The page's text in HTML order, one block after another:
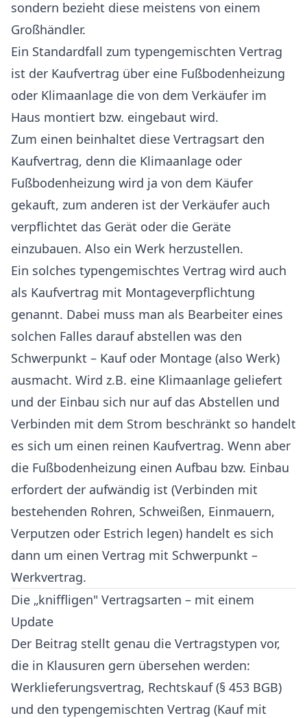
sondern bezieht diese meistens von einem
Großhändler.
Ein Standardfall zum typengemischten Vertrag
ist der Kaufvertrag über eine Fußbodenheizung
oder Klimaanlage die von dem Verkäufer im
Haus montiert bzw. eingebaut wird.
Zum einen beinhaltet diese Vertragsart den
Kaufvertrag, denn die Klimaanlage oder
Fußbodenheizung wird ja von dem Käufer
gekauft, zum anderen ist der Verkäufer auch
verpflichtet das Gerät oder die Geräte
einzubauen. Also ein Werk herzustellen.
Ein solches typengemischtes Vertrag wird auch
als Kaufvertrag mit Montageverpflichtung
genannt. Dabei muss man als Bearbeiter eines
solchen Falles darauf abstellen was den
Schwerpunkt – Kauf oder Montage (also Werk)
ausmacht. Wird z.B. eine Klimaanlage geliefert
und der Einbau sich nur auf das Abstellen und
Verbinden mit dem Strom beschränkt so handelt
es sich um einen reinen Kaufvertrag. Wenn aber
die Fußbodenheizung einen Aufbau bzw. Einbau
erfordert der aufwändig ist (Verbinden mit
bestehenden Rohren, Schweißen, Einmauern,
Verputzen oder Estrich legen) handelt es sich
dann um einen Vertrag mit Schwerpunkt –
Werkvertrag.
Die „kniffligen" Vertragsarten – mit einem
Update
Der Beitrag stellt genau die Vertragstypen vor,
die in Klausuren gern übersehen werden:
Werklieferungsvertrag, Rechtskauf (§ 453 BGB)
und den typengemischten Vertrag (Kauf mit